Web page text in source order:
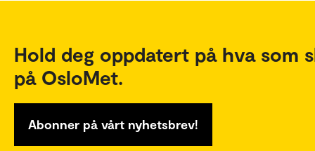
Hold deg oppdatert på hva som
på OsloMet.
Abonner på vårt nyhetsbrev!